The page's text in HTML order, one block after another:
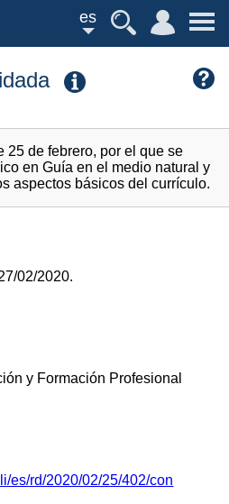
es
25 de febrero, por el que se
en Guía en el medio natural y
aspectos básicos del currículo.
02/2020.
y Formación Profesional
es/rd/2020/02/25/402/con